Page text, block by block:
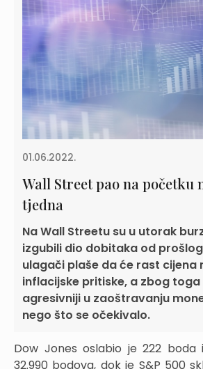
01.06.2022.
Wall Street pao na početku
tjedna
Na Wall Streetu su u utorak
izgubili dio dobitaka od
ulagači plaše da će rast
inflacijske pritiske, a zbog toga
agresivniji u zaoštravanju
nego što se očekivalo.
Dow Jones oslabio je 222 boda
32.990 bodova, dok je S&P 500